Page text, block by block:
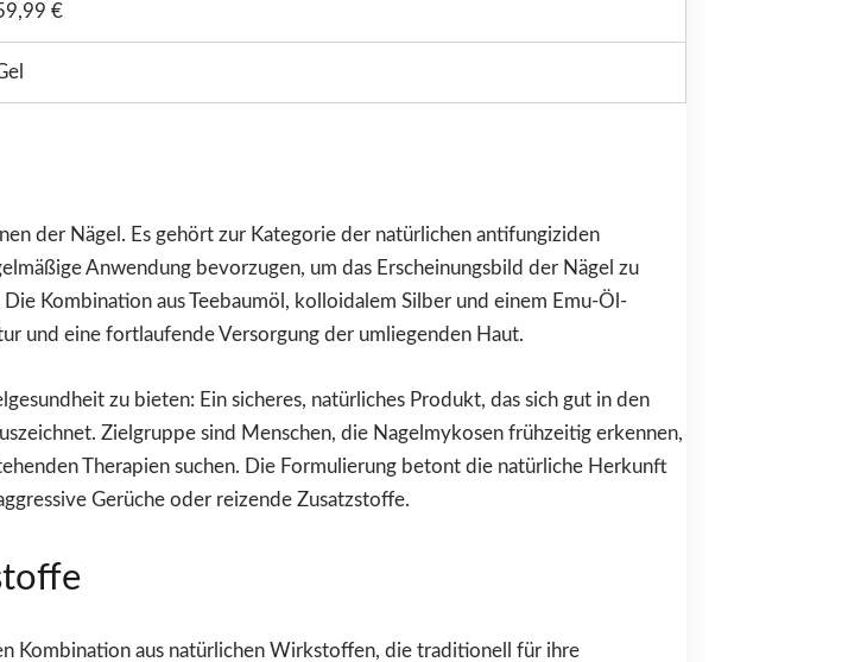
€
der Nägel. Es gehört zur Kategorie der natürlichen antifungiziden
Anwendung bevorzugen, um das Erscheinungsbild der Nägel zu
Kombination aus Teebaumöl, kolloidalem Silber und einem Emu-Öl-
und eine fortlaufende Versorgung der umliegenden Haut.
zu bieten: Ein sicheres, natürliches Produkt, das sich gut in den
Zielgruppe sind Menschen, die Nagelmykosen frühzeitig erkennen,
Therapien suchen. Die Formulierung betont die natürliche Herkunft
Gerüche oder reizende Zusatzstoffe.
Kombination aus natürlichen Wirkstoffen, die traditionell für ihre